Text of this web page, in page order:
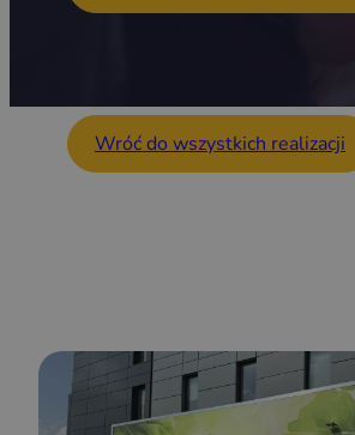
Wróć do wszystkich realizacji